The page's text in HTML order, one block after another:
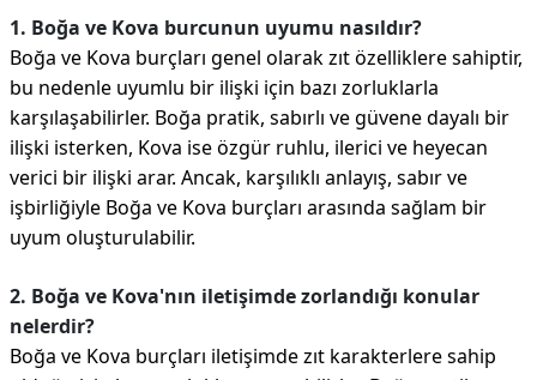
1. Boğa ve Kova burcunun uyumu nasıldır?
Boğa ve Kova burçları genel olarak zıt özelliklere sahiptir,
bu nedenle uyumlu bir ilişki için bazı zorluklarla
karşılaşabilirler. Boğa pratik, sabırlı ve güvene dayalı bir
ilişki isterken, Kova ise özgür ruhlu, ilerici ve heyecan
verici bir ilişki arar. Ancak, karşılıklı anlayış, sabır ve
işbirliğiyle Boğa ve Kova burçları arasında sağlam bir
uyum oluşturulabilir.
2. Boğa ve Kova'nın iletişimde zorlandığı konular
nelerdir?
Boğa ve Kova burçları iletişimde zıt karakterlere sahip